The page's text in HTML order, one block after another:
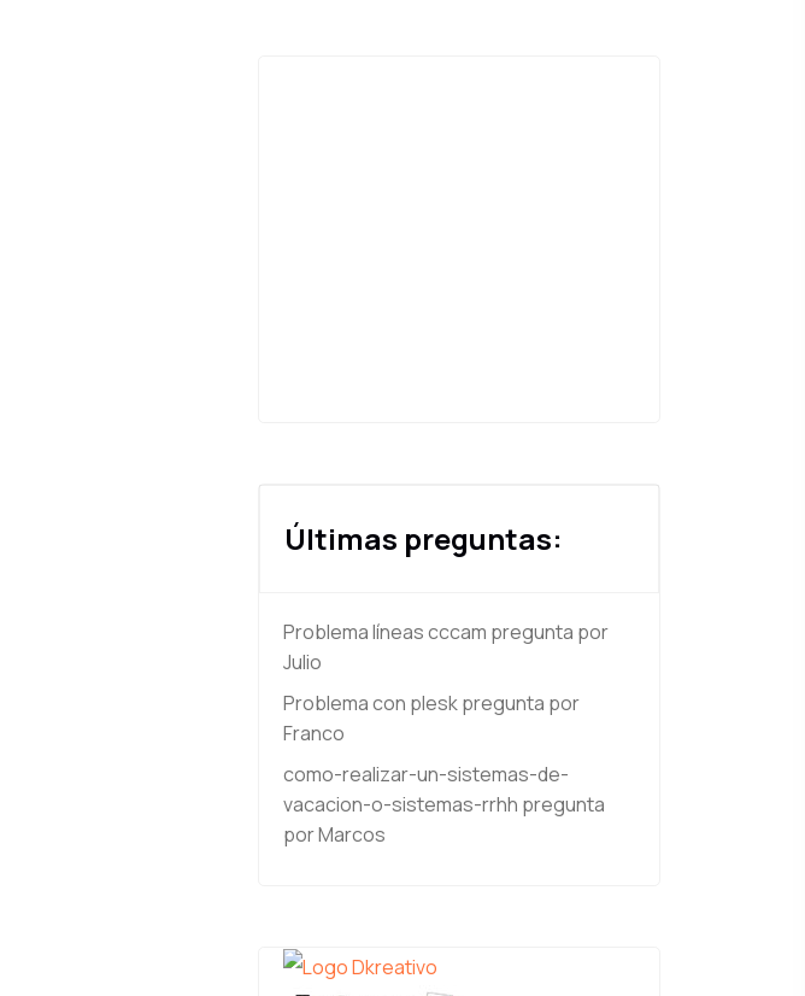
Últimas preguntas:
Problema líneas cccam pregunta por
Julio
Problema con pleskpregunta por
Franco
como-realizar-un-sistemas-de-
vacacion-o-sistemas-rrhh pregunta
por Marcos